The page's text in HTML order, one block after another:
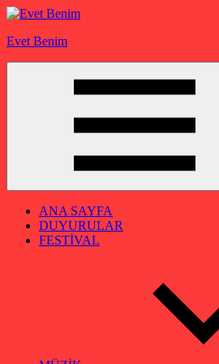
İçeriğe
Evet Benim
ANA SAYFA
DUYURULAR
FESTİVAL